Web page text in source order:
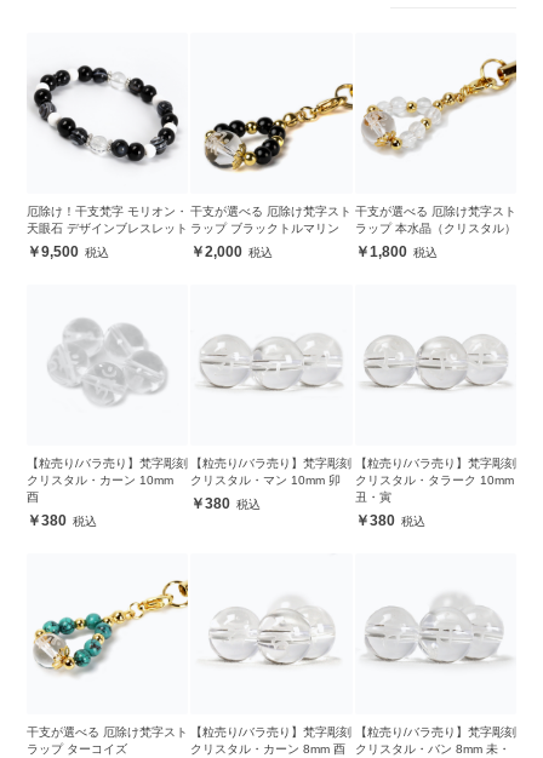
厄除け！干支梵字 モリオン・
天眼石 デザインブレスレット
9,500
干支が選べる 厄除け梵字スト
ラップ ブラックトルマリン
2,000
干支が選べる 厄除け梵字スト
ラップ 本水晶（クリスタル）
1,800
【粒売り/バラ売り】梵字彫刻
クリスタル・カーン 10mm
酉
380
【粒売り/バラ売り】梵字彫刻
クリスタル・マン 10mm 卯
380
【粒売り/バラ売り】梵字彫刻
クリスタル・タラーク 10mm
丑・寅
380
干支が選べる 厄除け梵字スト
ラップ ターコイズ
【粒売り/バラ売り】梵字彫刻
クリスタル・カーン 8mm 酉
【粒売り/バラ売り】梵字彫刻
クリスタル・バン 8mm 未・